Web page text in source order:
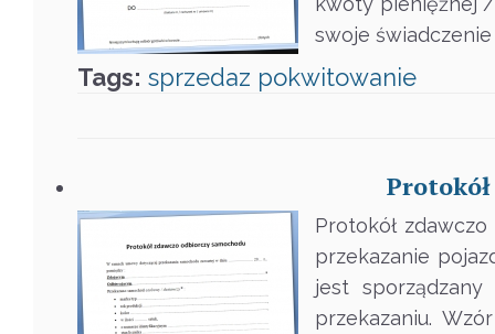
swoje
Tags: sprzedaz pokwitowanie
Protokół
przekazanie
jest
przekazaniu.